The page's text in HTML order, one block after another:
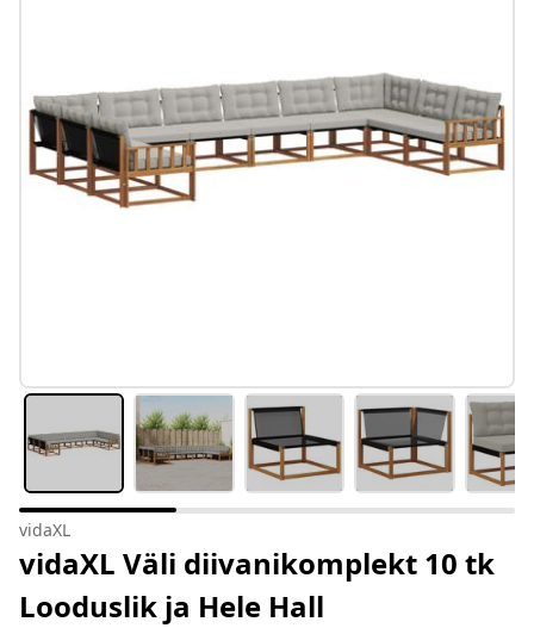
vidaXL
vidaXL Väli diivanikomplekt 10 tk
Looduslik ja Hele Hall